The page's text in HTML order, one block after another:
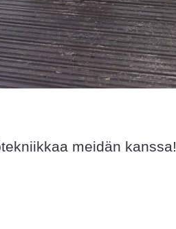
meidän kanssa!